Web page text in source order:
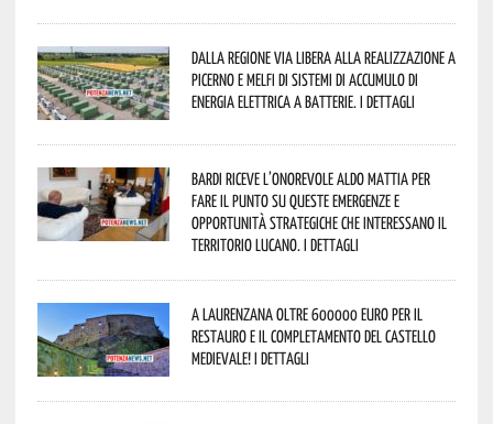
Dalla Regione via libera alla realizzazione a
Picerno e Melfi di sistemi di accumulo di
energia elettrica a batterie. I dettagli
Bardi riceve l’onorevole Aldo Mattia per
fare il punto su queste emergenze e
opportunità strategiche che interessano il
territorio lucano. I dettagli
A Laurenzana oltre 600000 euro per il
restauro e il completamento del Castello
Medievale! I dettagli